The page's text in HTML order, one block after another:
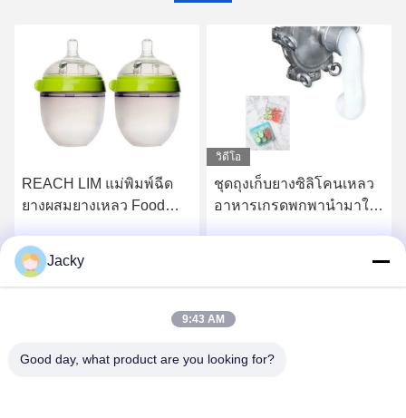
ชุดถุงเก็บยางซิลิโคนเหลว
อาหารเกรดพกพานำมาใช้
RoHS อาหารเกรดยางซิลิ
โคนเหลวบ่มอย่างรวดเร็ว
Jacky
9:43 AM
Good day, what product are you looking for?